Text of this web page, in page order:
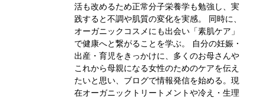
活も改めるため正常分子栄養学も勉強し、実
践すると不調や肌質の変化を実感。 同時に、
オーガニックコスメにも出会い「素肌ケア」
で健康へと繋がることを学ぶ。 自分の妊娠・
出産・育児をきっかけに、多くのお母さんや
これから母親になる女性のためのケアを伝え
たいと思い、ブログで情報発信を始める。現
在オーガニックトリートメントや冷え・生理